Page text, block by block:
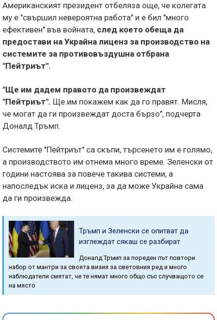
Американският президент отбеляза още, че колегата
му е "свършил невероятна работа" и е бил "много
ефективен" във войната, след което обеща да
предостави на Украйна лиценз за производство на
системите за противовъздушна отбрана
"Пейтриът".
"Ще им дадем правото да произвеждат
"Пейтриът". Ще им покажем как да го правят. Мисля,
че могат да ги произвеждат доста бързо", подчерта
Доналд Тръмп.
Системите "Пейтриът" са скъпи, търсенето им е голямо,
а производството им отнема много време. Зеленски от
години настоява за повече такива системи, а
напоследък иска и лиценз, за ​​да може Украйна сама
да ги произвежда.
Тръмп и Зеленски се опитват да
изглеждат сякаш се разбират
Доналд Тръмп за пореден път повтори
набор от мантри за своята визия за световния ред и много
наблюдатели смятат, че те нямат много общо със случващото се
на място